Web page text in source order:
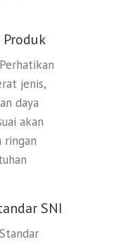
jenis,
daya
akan
ringan
SNI